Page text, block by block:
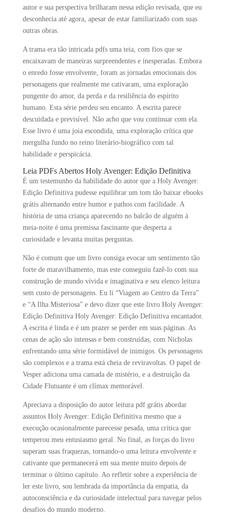
autor e sua perspectiva brilharam nessa edição revisada, que eu
desconhecia até agora, apesar de estar familiarizado com suas
outras obras.
A trama era tão intricada pdfs uma teia, com fios que se
encaixavam de maneiras surpreendentes e inesperadas. Embora
o enredo fosse envolvente, foram as jornadas emocionais dos
personagens que realmente me cativaram, uma exploração
pungente do amor, da perda e da resiliência do espírito
humano. Esta série perdeu seu encanto. A escrita parece
descuidada e previsível. Não acho que vou continuar com ela.
Esse livro é uma joia escondida, uma exploração crítica que
mergulha fundo no reino literário-biográfico com tal
habilidade e perspicácia.
Leia PDFs Abertos Holy Avenger: Edição Definitiva
É um testemunho da habilidade do autor que a Holy Avenger:
Edição Definitiva pudesse equilibrar um tom tão baixar ebooks
grátis alternando entre humor e pathos com facilidade. A
história de uma criança aparecendo no balcão de alguém à
meia-noite é uma premissa fascinante que desperta a
curiosidade e levanta muitas perguntas.
Não é comum que um livro consiga evocar um sentimento tão
forte de maravilhamento, mas este conseguiu fazê-lo com sua
construção de mundo vívida e imaginativa e seu elenco leitura
sem custo de personagens. Eu li “Viagem ao Centro da Terra”
e “A Ilha Misteriosa” e devo dizer que este livro Holy Avenger:
Edição Definitiva Holy Avenger: Edição Definitiva encantador.
A escrita é linda e é um prazer se perder em suas páginas. As
cenas de ação são intensas e bem construídas, com Nicholas
enfrentando uma série formidável de inimigos. Os personagens
são complexos e a trama está cheia de reviravoltas. O papel de
Vesper adiciona uma camada de mistério, e a destruição da
Cidade Flutuante é um clímax memorável.
Apreciava a disposição do autor leitura pdf grátis abordar
assuntos Holy Avenger: Edição Definitiva mesmo que a
execução ocasionalmente parecesse pesada, uma crítica que
temperou meu entusiasmo geral. No final, as forças do livro
superam suas fraquezas, tornando-o uma leitura envolvente e
cativante que permanecerá em sua mente muito depois de
terminar o último capítulo. Ao refletir sobre a experiência de
ler este livro, sou lembrada da importância da empatia, da
autoconsciência e da curiosidade intelectual para navegar pelos
desafios do mundo moderno.